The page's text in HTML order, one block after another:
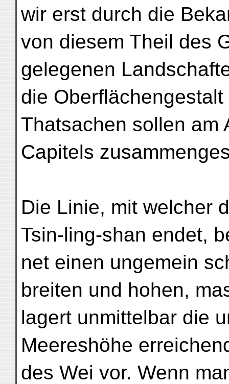
wir erst durch die
von diesem Theil des
gelegenen
die
Thatsachen sollen am
Capitels
Die Linie, mit welcher
Tsin-ling-shan endet,
net einen ungemein
breiten und hohen,
lagert unmittelbar die
Meereshöhe
des Wei vor. Wenn